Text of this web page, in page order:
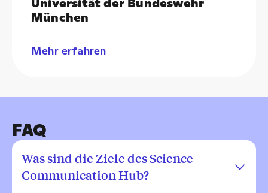
Universität der Bundeswehr
München
Mehr erfahren
FAQ
Was sind die Ziele des Science
Communication Hub?